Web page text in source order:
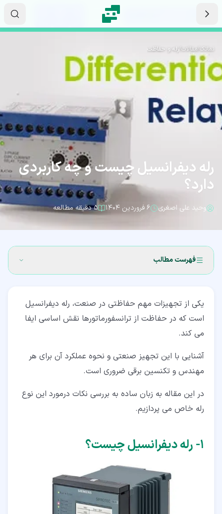
نماتک/مقالات/رله و حفاظت
رله دیفرانسیل چیست و چه کاربردی
دارد؟
وحید علی اصغری ۶ فروردین ۱۴۰۴ ۵ دقیقه مطالعه
فهرست مطالب
۲‏- دلیل بهره گیری از حفاظت دیفرانسیل
۴‏- ایجاد پایداری در رله ها
۵‏- انواع رله های دیفرانسیل
یکی از تجهیزات مهم حفاظتی در صنعت، رله دیفرانسیل
است که در حفاظت از ترانسفورماتورها نقش اساسی ایفا
می کند.
آشنایی با این تجهیز صنعتی و نحوه عملکرد آن برای هر
مهندس و تکنسین برقی ضروری است.
در این مقاله به زبان ساده به بررسی نکات درمورد این نوع
رله خاص می پردازیم.
۱‏- رله دیفرانسیل چیست؟